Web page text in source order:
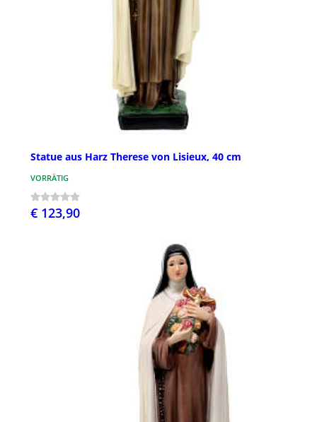
Statue aus Harz Therese von Lisieux, 40 cm
VORRÄTIG
€ 123,90